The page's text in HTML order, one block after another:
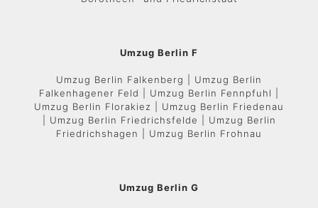
Umzug Berlin F
Umzug Berlin Falkenberg | Umzug Berlin
Falkenhagener Feld | Umzug Berlin Fennpfuhl |
Umzug Berlin Florakiez | Umzug Berlin Friedenau
| Umzug Berlin Friedrichsfelde | Umzug Berlin
Friedrichshagen | Umzug Berlin Frohnau
Umzug Berlin G